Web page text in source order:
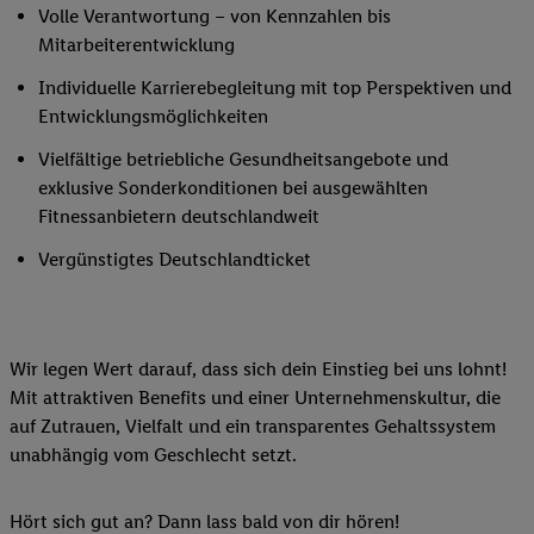
Volle Verantwortung – von Kennzahlen bis
Mitarbeiterentwicklung
Individuelle Karrierebegleitung mit top Perspektiven und
Entwicklungsmöglichkeiten
Vielfältige betriebliche Gesundheitsangebote und
exklusive Sonderkonditionen bei ausgewählten
Fitnessanbietern deutschlandweit
Vergünstigtes Deutschlandticket
Wir legen Wert darauf, dass sich dein Einstieg bei uns lohnt!
Mit attraktiven Benefits und einer Unternehmenskultur, die
auf Zutrauen, Vielfalt und ein transparentes Gehaltssystem
unabhängig vom Geschlecht setzt.
Hört sich gut an? Dann lass bald von dir hören!